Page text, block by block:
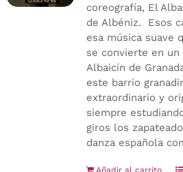
coreografía, El
de Albéniz. Esos
esa música suave
se convierte en
Albaicín de
este barrio
extraordinario y
siempre
giros los
danza española
Añadir al carrito